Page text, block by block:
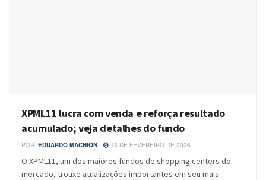
XPML11 lucra com venda e reforça resultado
acumulado; veja detalhes do fundo
POR: EDUARDO MACHION 13 DE FEVEREIRO DE 2026
O XPML11, um dos maiores fundos de shopping centers do
mercado, trouxe atualizações importantes em seu mais